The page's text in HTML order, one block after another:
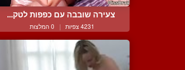
צעירה שובבה עם כפפות לטק...
4231 צפיות | 0 המלצות